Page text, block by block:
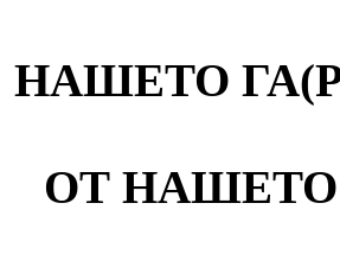
НАШЕТО
ОТ